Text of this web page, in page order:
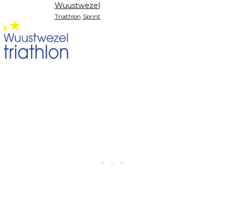
Wuustwezel
Triathlon Sprint